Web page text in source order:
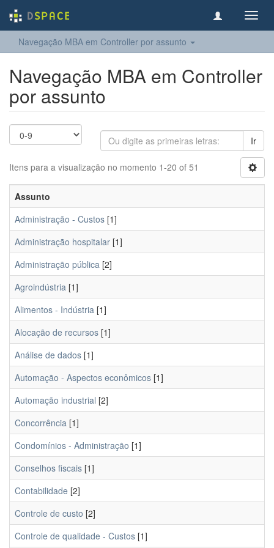
Navegação MBA em Controller por assunto
Navegação MBA em Controller
por assunto
Ir
Itens para a visualização no momento 1-20 of 51
Assunto
Administração - Custos [1]
Administração hospitalar [1]
Administração pública [2]
Agroindústria [1]
Alimentos - Indústria [1]
Alocação de recursos [1]
Análise de dados [1]
Automação - Aspectos econômicos [1]
Automação industrial [2]
Concorrência [1]
Condomínios - Administração [1]
Conselhos fiscais [1]
Contabilidade [2]
Controle de custo [2]
Controle de qualidade - Custos [1]